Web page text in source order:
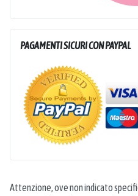
PAGAMENTI SICURI CON PAYPAL
Attenzione, ove non indicato